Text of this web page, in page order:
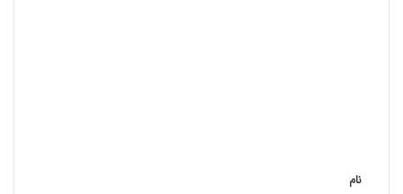
*
نام